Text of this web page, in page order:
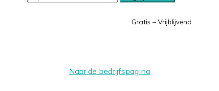
Gratis – Vrijblijvend
Naar de bedrijfspagina